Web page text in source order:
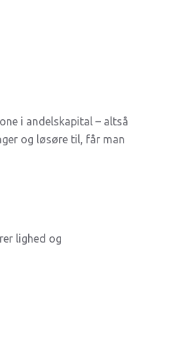
i andelskapital – altså
og løsøre til, får man
lighed og